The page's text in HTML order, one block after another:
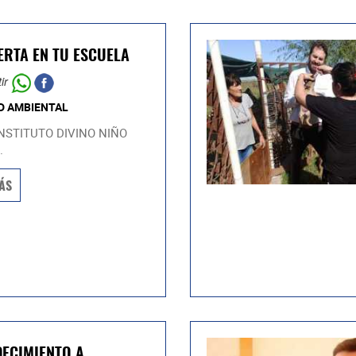
EN TU ESCUELA
AMBIENTAL
DIVINO NIÑO